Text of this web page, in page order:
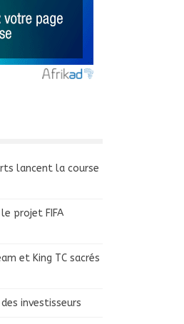
lancent la course
projet FIFA
et King TC sacrés
des investisseurs